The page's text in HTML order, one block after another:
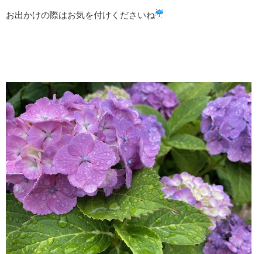
お出かけの際はお気を付けくださいね